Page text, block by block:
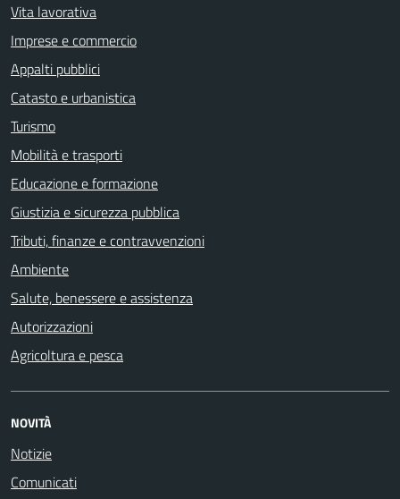
Vita lavorativa
Imprese e commercio
Appalti pubblici
Catasto e urbanistica
Turismo
Mobilità e trasporti
Educazione e formazione
Giustizia e sicurezza pubblica
Tributi, finanze e contravvenzioni
Ambiente
Salute, benessere e assistenza
Autorizzazioni
Agricoltura e pesca
NOVITÀ
Notizie
Comunicati